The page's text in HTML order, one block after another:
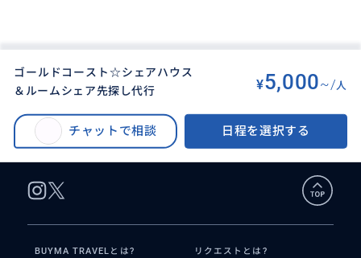
ゴールドコースト☆シェアハウス
＆ルームシェア先探し代行
¥5,000~/ 人
チャットで相談 日程を選択する
ゴールドコースト☆シェアハウス＆ルームシェア先探し代行
BUYMA TRAVELとは? リクエストとは?